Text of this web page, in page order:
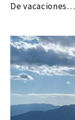
De vacaciones…